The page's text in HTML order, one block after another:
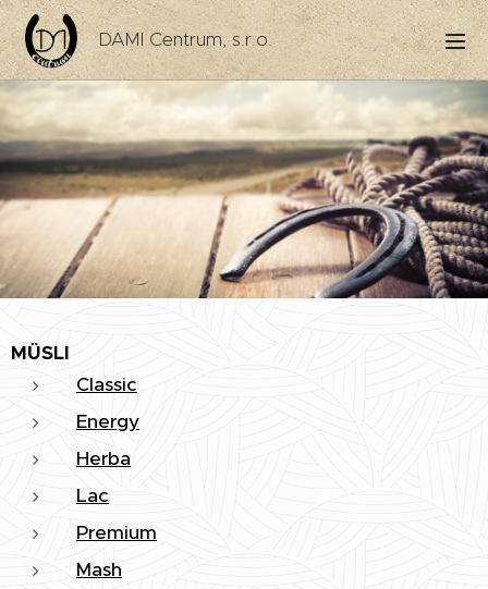
DAMI Centrum, s.r.o.
MÜSLI
Classic
Energy
Herba
Lac
Premium
Mash